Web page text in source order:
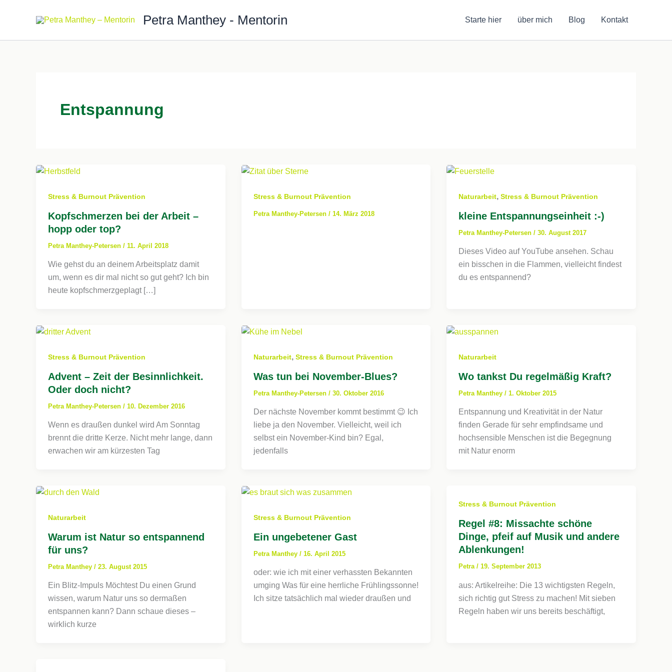
Petra Manthey - Mentorin Starte hier über mich Blog Kontakt
Entspannung
Stress & Burnout Prävention
Kopfschmerzen bei der Arbeit –
hopp oder top?
Petra Manthey-Petersen / 11. April 2018
Wie gehst du an deinem Arbeitsplatz damit
um, wenn es dir mal nicht so gut geht? Ich bin
heute kopfschmerzgeplagt […]
Stress & Burnout Prävention
Petra Manthey-Petersen / 14. März 2018
Naturarbeit,Stress & Burnout Prävention
kleine Entspannungseinheit :-)
Petra Manthey-Petersen/30. August 2017
Dieses Video auf YouTube ansehen. Schau
ein bisschen in die Flammen, vielleicht findest
du es entspannend?
Stress & Burnout Prävention
Advent – Zeit der Besinnlichkeit.
Oder doch nicht?
Petra Manthey-Petersen / 10. Dezember 2016
Wenn es draußen dunkel wird Am Sonntag
brennt die dritte Kerze. Nicht mehr lange, dann
erwachen wir am kürzesten Tag
Naturarbeit, Stress & Burnout Prävention
Was tun bei November-Blues?
Petra Manthey-Petersen / 30. Oktober 2016
Der nächste November kommt bestimmt 😉 Ich
liebe ja den November. Vielleicht, weil ich
selbst ein November-Kind bin? Egal,
jedenfalls
Naturarbeit
Wo tankst Du regelmäßig Kraft?
Petra Manthey/1. Oktober 2015
Entspannung und Kreativität in der Natur
finden Gerade für sehr empfindsame und
hochsensible Menschen ist die Begegnung
mit Natur enorm
Naturarbeit
Warum ist Natur so entspannend
für uns?
Petra Manthey / 23. August 2015
Ein Blitz-Impuls Möchtest Du einen Grund
wissen, warum Natur uns so dermaßen
entspannen kann? Dann schaue dieses –
wirklich kurze
Stress & Burnout Prävention
Ein ungebetener Gast
Petra Manthey / 16. April 2015
oder: wie ich mit einer verhassten Bekannten
umging Was für eine herrliche Frühlingssonne!
Ich sitze tatsächlich mal wieder draußen und
Stress & Burnout Prävention
Regel #8: Missachte schöne
Dinge, pfeif auf Musik und andere
Ablenkungen!
Petra/19. September 2013
aus: Artikelreihe: Die 13 wichtigsten Regeln,
sich richtig gut Stress zu machen! Mit sieben
Regeln haben wir uns bereits beschäftigt,